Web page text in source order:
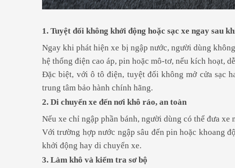
1. Tuyệt đối không khởi động hoặc sạc xe ngay sau
Ngay khi phát hiện xe bị ngập nước, người dùng
hệ thống điện cao áp, pin hoặc mô-tơ, nếu kích hoạt,
Đặc biệt, với ô tô điện, tuyệt đối không mở cửa sạc
trung tâm bảo hành chính hãng.
2. Di chuyển xe đến nơi khô ráo, an toàn
Nếu xe chỉ ngập phần bánh, người dùng có thể đưa xe
Với trường hợp nước ngập sâu đến pin hoặc khoang
khởi động hay di chuyển xe.
3. Làm khô và kiểm tra sơ bộ